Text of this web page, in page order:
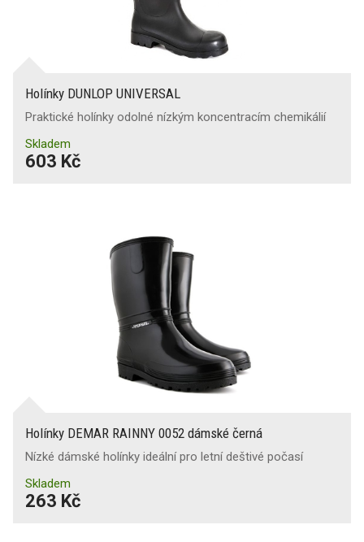
Holínky DUNLOP UNIVERSAL
Praktické holínky odolné nízkým koncentracím chemikálií
Skladem
603 Kč
Holínky DEMAR RAINNY 0052 dámské černá
Nízké dámské holínky ideální pro letní deštivé počasí
Skladem
263 Kč